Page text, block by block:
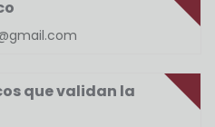
que validan la